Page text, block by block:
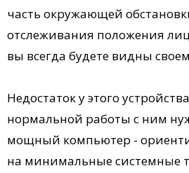
часть окружающей
отслеживания положения
вы всегда будете видны
Недостаток у этого
нормальной работы с ним
мощный компьютер -
на минимальные системные